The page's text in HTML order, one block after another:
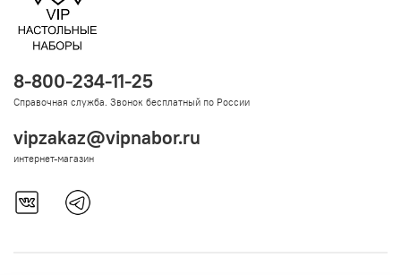
8-800-234-11-25
Справочная служба. Звонок бесплатный по России
vipzakaz@vipnabor.ru
интернет-магазин